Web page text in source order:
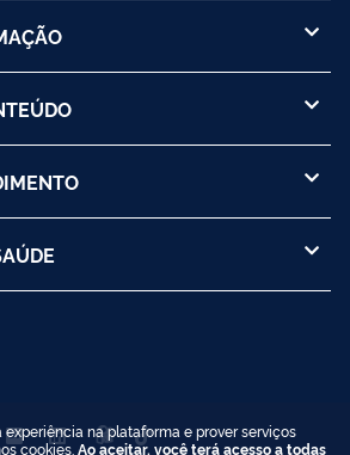
experiência na plataforma e prover serviços
cookies. Ao aceitar, você terá acesso a todas